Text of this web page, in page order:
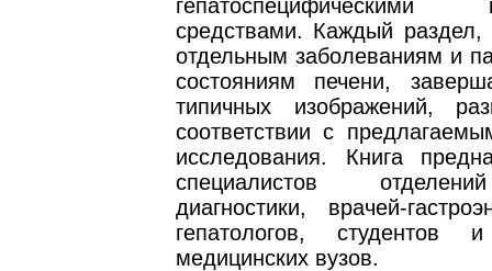
гепатоспецифическими
средствами. Каждый
отдельным заболеваниям и
состояниям печени,
типичных изображений,
соответствии с
исследования. Книга
специалистов
диагностики, врачей-
гепатологов, студентов
медицинских вузов.